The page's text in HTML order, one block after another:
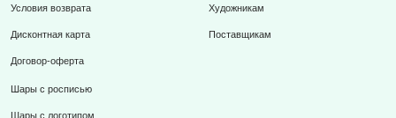
Условия возврата
Дисконтная карта
Договор-оферта
Художникам
Поставщикам
Шары с росписью
Шары с логотипом